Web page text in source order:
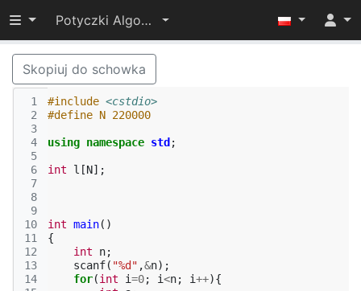
Przełącz widoczność menu
Potyczki Algorytmiczne 2017
Skopiuj do schowka
1
2
3
4
5
6
7
8
9
10
11
12
13
14
#include <cstdio>
#define N 220000
using namespace std ;
int l [N];
int main()
{
int
n;
scanf( "%d" ,&n);
for(int i=0; i<n; i++){